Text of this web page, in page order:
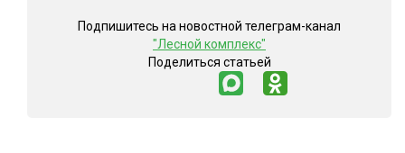
Подпишитесь на новостной телеграм-канал
"Лесной комплекс"
Поделиться статьей